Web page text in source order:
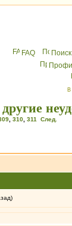
FAQ Поиск
В
310 311 След.